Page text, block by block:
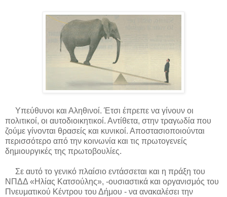
Υπεύθυνοι και Αληθινοί. Έτσι έπρεπε να γίνουν οι
πολιτικοί, οι αυτοδιοικητικοί. Αντίθετα, στην τραγωδία που
ζούμε γίνονται θρασείς και κυνικοί. Αποστασιοποιούνται
περισσότερο από την κοινωνία και τις πρωτογενείς
δημιουργικές της πρωτοβουλίες.
Σε αυτό το γενικό πλαίσιο εντάσσεται και η πράξη του
ΝΠΔΔ «Ηλίας Κατσούλης», -ουσιαστικά και οργανισμός του
Πνευματικού Κέντρου του Δήμου - να ανακαλέσει την